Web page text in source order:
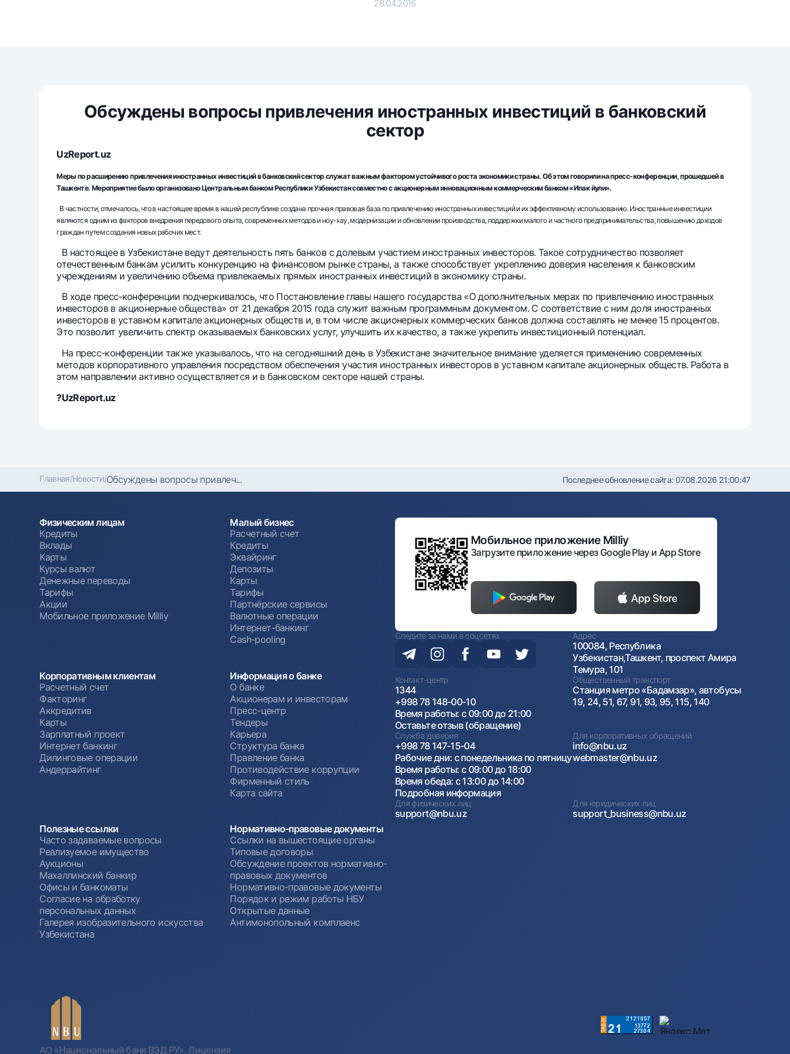
Ищите по сайту
Найти
Полезные ссылки
Часто задаваемые вопросыПресс-центрОфисы и банкоматыСогласие на обработку персональных данных
Следите за нами в соцсетях Контакт-центр
28.04.2016
Обсуждены вопросы привлечения иностранных инвестиций в банковский
сектор
UzReport.uz
Меры по расширению привлечения иностранных инвестиций в банковский сектор служат важным фактором устойчивого роста экономики страны. Об этом говорили на пресс-конференции, прошедшей в
Ташкенте. Мероприятие было организовано Центральным банком Республики Узбекистан совместно с акционерным инновационным коммерческим банком «Ипак йули».
В частности, отмечалось, что в настоящее время в нашей республике создана прочная правовая база по привлечению иностранных инвестиций и их эффективному использованию. Иностранные инвестиции
являются одним из факторов внедрения передового опыта, современных методов и ноу-хау, модернизации и обновлении производства, поддержки малого и частного предпринимательства, повышению доходов
граждан путем создания новых рабочих мест.
В настоящее в Узбекистане ведут деятельность пять банков с долевым участием иностранных инвесторов. Такое сотрудничество позволяет
отечественным банкам усилить конкуренцию на финансовом рынке страны, а также способствует укреплению доверия населения к банковским
учреждениям и увеличению объема привлекаемых прямых иностранных инвестиций в экономику страны.
В ходе пресс-конференции подчеркивалось, что Постановление главы нашего государства «О дополнительных мерах по привлечению иностранных
инвесторов в акционерные общества» от 21 декабря 2015 года служит важным программным документом. С соответствие с ним доля иностранных
инвесторов в уставном капитале акционерных обществ и, в том числе акционерных коммерческих банков должна составлять не менее 15 процентов.
Это позволит увеличить спектр оказываемых банковских услуг, улучшить их качество, а также укрепить инвестиционный потенциал.
На пресс-конференции также указывалось, что на сегодняшний день в Узбекистане значительное внимание уделяется применению современных
методов корпоративного управления посредством обеспечения участия иностранных инвесторов в уставном капитале акционерных обществ. Работа в
этом направлении активно осуществляется и в банковском секторе нашей страны.
?UzReport.uz
Главная/Новости/Обсуждены вопросы привлеч... Последнее обновление сайта: 07.08.2026 21:00:47
Физическим лицам
Кредиты
Вклады
Карты
Курсы валют
Денежные переводы
Тарифы
Акции
Мобильное приложение Milliy
Малый бизнес
Расчетный счет
Кредиты
Эквайринг
Депозиты
Карты
Тарифы
Партнёрские сервисы
Валютные операции
Интернет-банкинг
Cash-pooling
Корпоративным клиентам
Расчетный счет
Факторинг
Аккредитив
Карты
Зарплатный проект
Интернет банкинг
Дилинговые операции
Андеррайтинг
Информация о банке
О банке
Акционерам и инвесторам
Пресс-центр
Тендеры
Карьера
Структура банка
Правление банка
Противодействие коррупции
Фирменный стиль
Карта сайта
Полезные ссылки
Часто задаваемые вопросы
Реализуемое имущество
Аукционы
Махаллинский банкир
Офисы и банкоматы
Согласие на обработку
персональных данных
Галерея изобразительного искусства
Узбекистана
Нормативно-правовые документы
Ссылки на вышестоящие органы
Типовые договоры
Обсуждение проектов нормативно-
правовых документов
Нормативно-правовые документы
Порядок и режим работы НБУ
Открытые данные
Антимонопольный комплаенс
Мобильное приложение Milliy
Загрузите приложение через Google Play и App Store
Следите за нами в соцсетях Адрес
100084, Республика
Узбекистан,Ташкент, проспект Амира
Темура, 101
Контакт-центр
1344
+998 78 148-00-10
Время работы: с 09:00 до 21:00
Оставьте отзыв (обращение)
Общественный транспорт
Станция метро «Бадамзар», автобусы
19, 24, 51, 67, 91, 93, 95, 115, 140
Служба доверия
+998 78 147-15-04
Рабочие дни: с понедельника по пятницу
Время работы: с 09:00 до 18:00
Время обеда: с 13:00 до 14:00
Подробная информация
Для корпоративных обращений
info@nbu.uz
webmaster@nbu.uz
Для физических лиц
support@nbu.uz
Для юридических лиц
support_business@nbu.uz
АО «Национальный банк ВЭД РУ». Лицензия